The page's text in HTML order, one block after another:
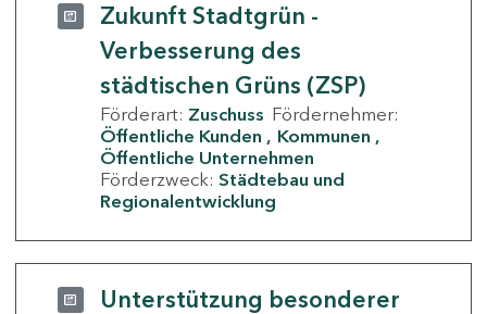
Zukunft Stadtgrün -
Verbesserung des
städtischen Grüns (ZSP)
Förderart: Zuschuss Fördernehmer:
Öffentliche Kunden
Kommunen
Öffentliche Unternehmen
Förderzweck: Städtebau und
Regionalentwicklung
Unterstützung besonderer